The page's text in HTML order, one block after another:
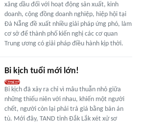
xăng dầu đối với hoạt động sản xuất, kinh
doanh, cộng đồng doanh nghiệp, hiệp hội tại
Đà Nẵng đề xuất nhiều giải pháp ứng phó, làm
cơ sở để thành phố kiến nghị các cơ quan
Trung ương có giải pháp điều hành kịp thời.
Bi kịch tuổi mới lớn!
Bi kịch đã xảy ra chỉ vì mâu thuẫn nhỏ giữa
những thiếu niên với nhau, khiến một người
chết, người còn lại phải trả giá bằng bản án
tù. Mới đây, TAND tỉnh Đắk Lắk xét xử sơ